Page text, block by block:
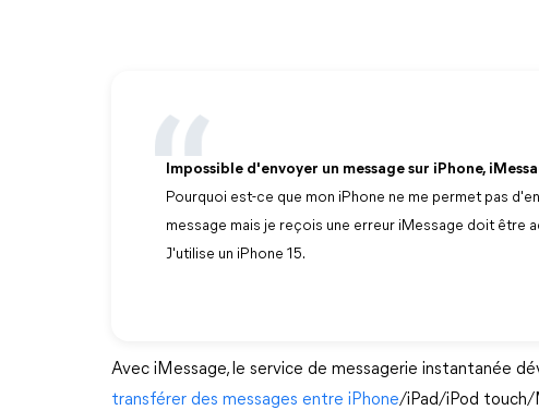
Impossible d'envoyer un message sur iPhone,
Pourquoi est-ce que mon iPhone ne me permet pas
message mais je reçois une erreur iMessage doit être
J'utilise un iPhone 15.
Avec iMessage, le service de messagerie instantanée
transférer des messages entre iPhone/iPad/iPod touch/